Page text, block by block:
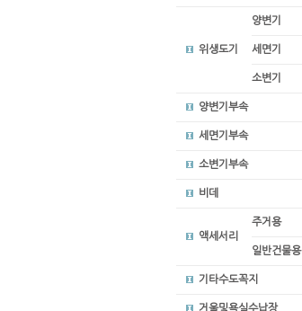
위생도기
양변기
세면기
소변기
양변기부속
세면기부속
소변기부속
비데
액세서리
주거용
일반건물용
기타수도꼭지
거울및욕실수납장